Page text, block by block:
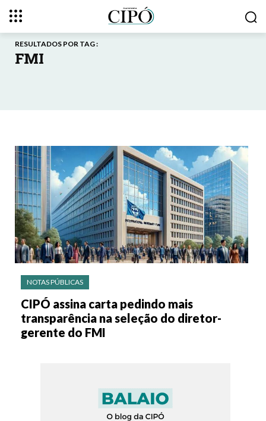
RESULTADOS POR TAG :
FMI
NOTAS PÚBLICAS
CIPÓ assina carta pedindo mais
transparência na seleção do diretor-
gerente do FMI